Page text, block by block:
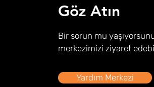
Göz Atın
Bir sorun mu
merkezimizi ziyaret
Yardım Merkezi